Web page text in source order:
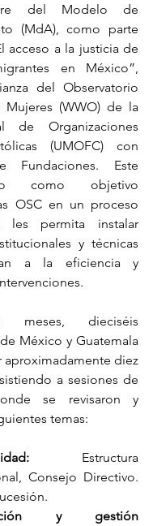
del Modelo de
(MdA), como parte
acceso a la justicia de
en México”,
del Observatorio
(WWO) de la
de Organizaciones
(UMOFC) con
Fundaciones. Este
como objetivo
OSC en un proceso
les permita instalar
y técnicas
a la eficiencia y
meses, dieciséis
México y Guatemala
aproximadamente diez
a sesiones de
se revisaron y
temas:
Estructura
Consejo Directivo.
y gestión